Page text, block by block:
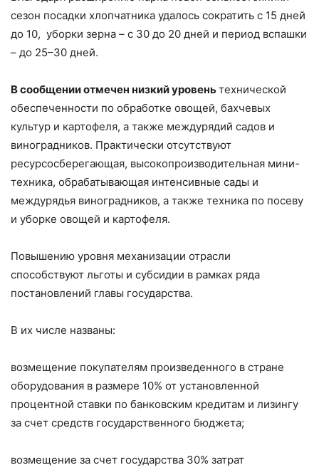
сезон посадки хлопчатника удалось сократить с 15 дней
до 10, уборки зерна – с 30 до 20 дней и период вспашки
– до 25–30 дней.
В сообщении отмечен низкий уровеньтехнической
обеспеченности по обработке овощей, бахчевых
культур и картофеля, а также междурядий садов и
виноградников. Практически отсутствуют
ресурсосберегающая, высокопроизводительная мини-
техника, обрабатывающая интенсивные сады и
междурядья виноградников, а также техника по посеву
и уборке овощей и картофеля.
Повышению уровня механизации отрасли
способствуют льготы и субсидии в рамках ряда
постановлений главы государства.
В их числе названы:
возмещение покупателям произведенного в стране
оборудования в размере 10% от установленной
процентной ставки по банковским кредитам и лизингу
за счет средств государственного бюджета;
возмещение за счет государства 30% затрат